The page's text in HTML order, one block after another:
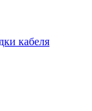
кабеля